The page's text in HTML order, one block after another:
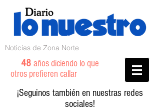
Noticias de Zona Norte
48 años diciendo lo que
otros prefieren callar
¡Seguinos también en nuestras redes
sociales!